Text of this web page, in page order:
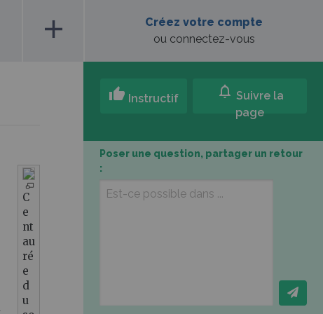
add
Créez votre compte
ou connectez-vous
C
e
nt
au
ré
e
d
u
thumb_up Instructif notifications Suivre la
page
Poser une question, partager un retour
: